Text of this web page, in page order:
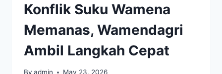
Konflik Suku Wamena
Memanas, Wamendagri
Ambil Langkah Cepat
By admin May 23, 2026